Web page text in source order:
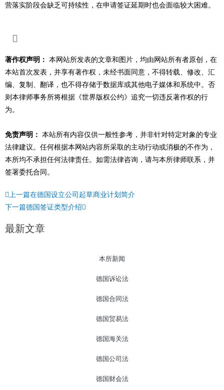
营落实阶段会缺乏可持续性，在申请签证延期时也会面临较大困难。
著作权声明： 本网站所发表的文章和图片，均由网站所有者原创，在
本站首次发表，并享有著作权，未经书面同意，不得转载、修改、汇
编、复制、翻译，也不得存储于数据库或其他电子媒体和系统中。否
则本律师事务所将根据《世界版权公约》追究一切违反著作权的行
为。
免责声明： 本站所有内容仅供一般性参考，并非针对特定对象的专业
法律建议。任何根据本网站内容所采取的主动行动或消极的不作为，
本所均不承担任何法律责任。如需法律咨询，请与本所律师联系，并
签署委托合同。
Prev
上一篇在德国设立公司起草商业计划简介
下一篇德国签证类型介绍
Next
最新文章
本所新闻
德国诉讼法
德国合同法
德国贸易法
德国海关法
德国公司法
德国财会法